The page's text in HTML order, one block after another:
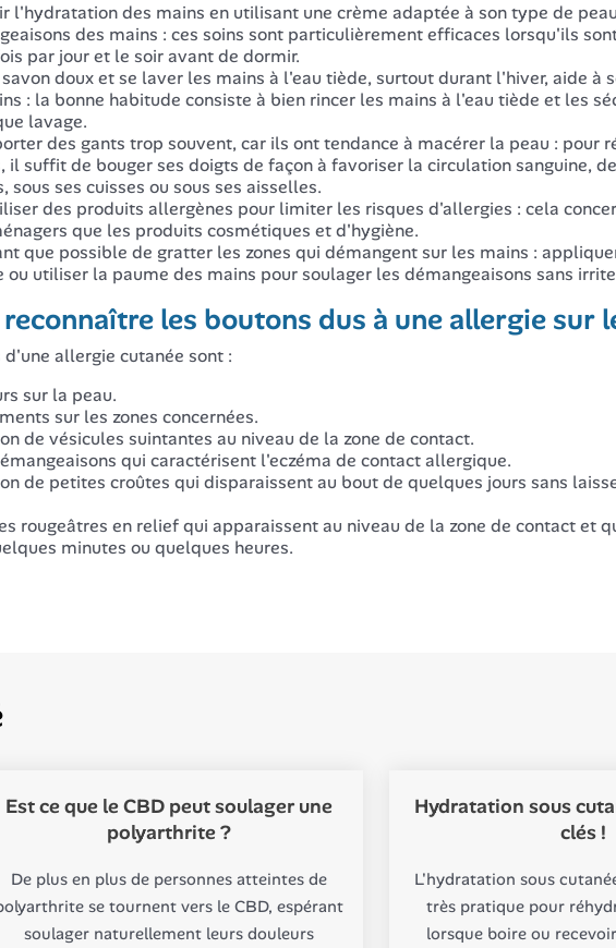
l'hydratation des mains en utilisant une crème adaptée à son type de
des mains : ces soins sont particulièrement efficaces lorsqu'ils
par jour et le soir avant de dormir.
doux et se laver les mains à l'eau tiède, surtout durant l'hiver, aide à
: la bonne habitude consiste à bien rincer les mains à l'eau tiède et les
lavage.
des gants trop souvent, car ils ont tendance à macérer la peau : pour
il suffit de bouger ses doigts de façon à favoriser la circulation sanguine,
sous ses cuisses ou sous ses aisselles.
des produits allergènes pour limiter les risques d'allergies : cela
que les produits cosmétiques et d'hygiène.
que possible de gratter les zones qui démangent sur les mains :
ou utiliser la paume des mains pour soulager les démangeaisons sans
les boutons dus à une allergie sur
allergie cutanée sont :
sur la peau.
sur les zones concernées.
de vésicules suintantes au niveau de la zone de contact.
qui caractérisent l'eczéma de contact allergique.
de petites croûtes qui disparaissent au bout de quelques jours sans
rougeâtres en relief qui apparaissent au niveau de la zone de contact et
minutes ou quelques heures.
Est ce que le CBD peut soulager une
polyarthrite ?
De plus en plus de personnes atteintes de
se tournent vers le CBD, espérant
soulager naturellement leurs douleurs
Hydratation sous
clés !
L'hydratation sous
très pratique pour
lorsque boire ou